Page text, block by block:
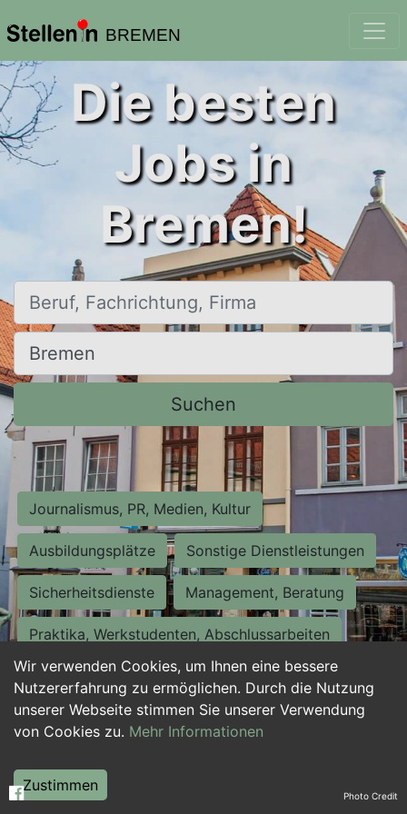
BREMEN
Wir verwenden Cookies, um Ihnen eine bessere
Nutzererfahrung zu ermöglichen. Durch die Nutzung
unserer Webseite stimmen Sie unserer Verwendung
von Cookies zu. Mehr Informationen
Zustimmen
Die besten
Jobs in
Bremen!
Beruf, Fachrichtung, Firma
Ort, Stadt
Suchen
Journalismus, PR, Medien, Kultur
Ausbildungsplätze Sonstige Dienstleistungen
Sicherheitsdienste Management, Beratung
Praktika, Werkstudenten, Abschlussarbeiten
Personalwesen Assistenz, Sekretariat
Hilfskräfte, Aushilfs- und Nebenjobs
Weiterbildung, Studium, duale Ausbildung Photo Credit